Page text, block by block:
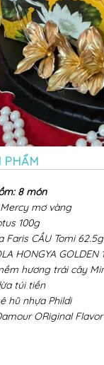
PHẨM
8 món
mơ vàng
100g
Faris CẦU Tomi
HONGYA
hương trái cây
túi tiền
hũ nhựa Phildi
ORiginal